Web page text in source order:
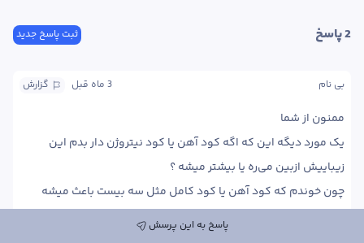
ثبت پاسخ جدید 2 پاسخ
گزارش 3 ماه قبل بی نام
پاسخ به این پرسش